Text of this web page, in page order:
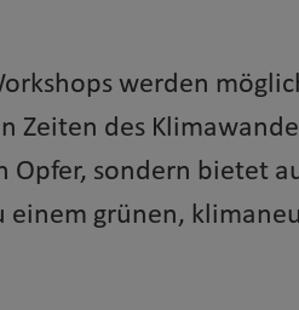
werden
Zeiten des
sondern bietet
einem grünen,